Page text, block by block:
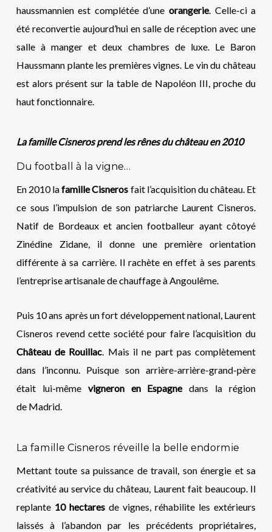
haussmannien est complétée d’uneorangerie. Celle-ci a
été reconvertie aujourd’hui en salle de réception avec une
salle à manger et deux chambres de luxe. Le Baron
Haussmann plante les premières vignes. Le vin du château
est alors présent sur la table de Napoléon III, proche du
haut fonctionnaire.
La famille Cisneros prend les rênes du château en 2010
Du football à la vigne…
En 2010 lafamille Cisneros fait l’acquisition du château. Et
ce sous l’impulsion de son patriarche Laurent Cisneros.
Natif de Bordeaux et ancien footballeur ayant côtoyé
Zinédine Zidane, il donne une première orientation
différente à sa carrière. Il rachète en effet à ses parents
l’entreprise artisanale de chauffage à Angoulême.
Puis 10 ans après un fort développement national, Laurent
Cisneros revend cette société pour faire l’acquisition du
Château de Rouillac. Mais il ne part pas complètement
dans l’inconnu. Puisque son arrière-arrière-grand-père
était lui-même vigneron en Espagnedans la région
de Madrid.
La famille Cisneros réveille la belle endormie
Mettant toute sa puissance de travail, son énergie et sa
créativité au service du château, Laurent fait beaucoup. Il
replante 10 hectaresde vignes, réhabilite les extérieurs
laissés à l’abandon par les précédents propriétaires,